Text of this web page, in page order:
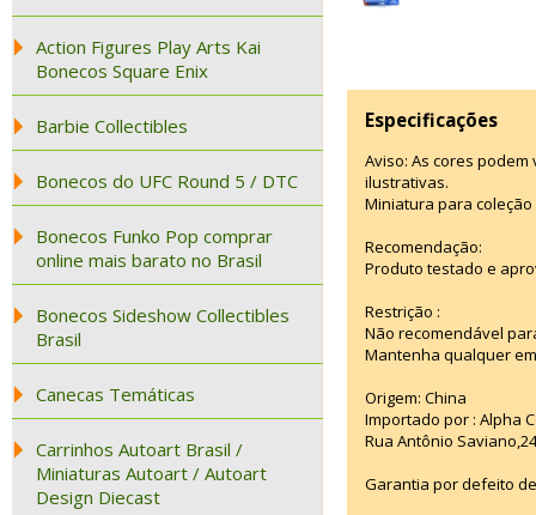
Action Figures Play Arts Kai
Bonecos Square Enix
Barbie Collectibles
Bonecos do UFC Round 5 / DTC
Bonecos Funko Pop comprar
online mais barato no Brasil
Bonecos Sideshow Collectibles
Brasil
Canecas Temáticas
Carrinhos Autoart Brasil /
Miniaturas Autoart / Autoart
Design Diecast
Especificações
Aviso: As cores
ilustrativas.
Miniatura para
Recomendação:
Produto testado e
Restrição :
Não recomendável
Mantenha qualquer
Origem: China
Importado por : Alpha
Rua Antônio
Garantia por defeito